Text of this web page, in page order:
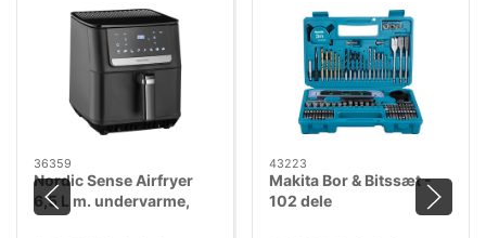
36359
Nordic Sense Airfryer
6,5 L m. undervarme,
1800 watt i sort
43223
Makita Bor & Bitssæt -
102 dele